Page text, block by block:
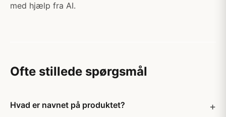
med hjælp fra AI.
Ofte stillede spørgsmål
Hvad er navnet på produktet?